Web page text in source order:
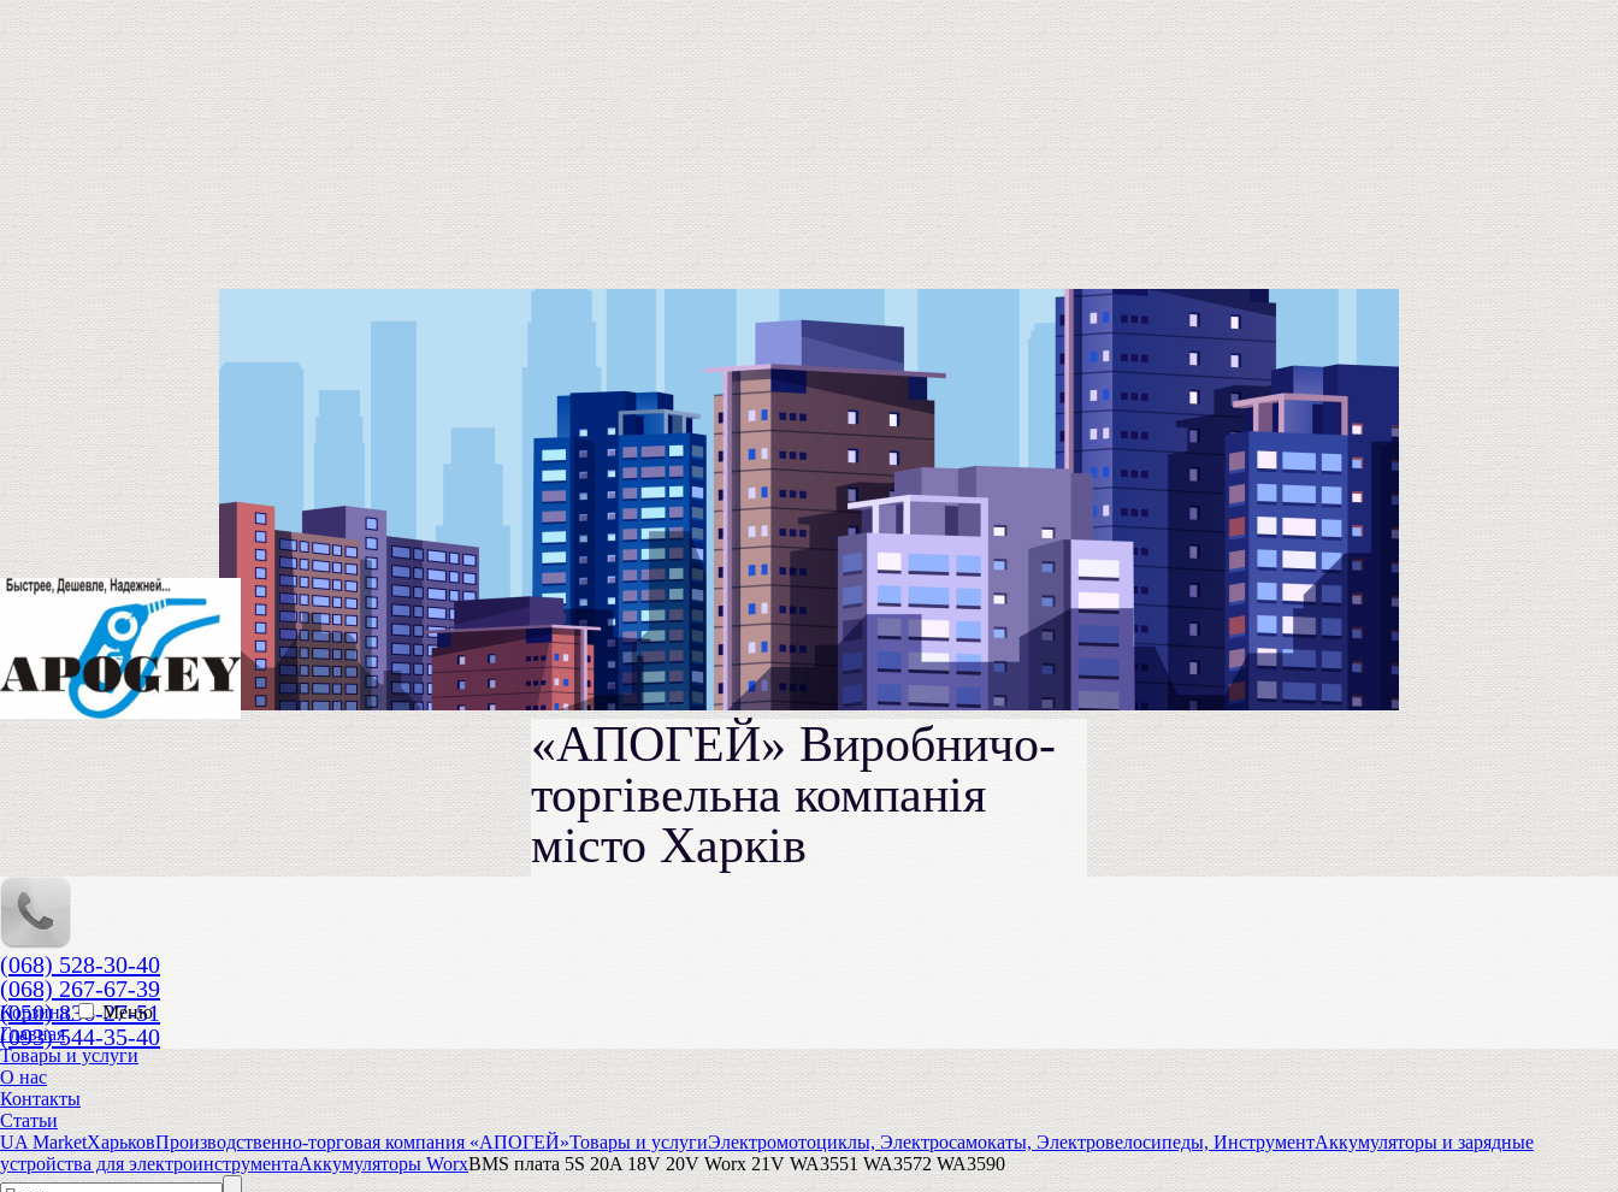
«АПОГЕЙ» Виробничо-
торгівельна компанія
місто Харків
(068) 528-30-40
(068) 267-67-39
(050) 836-27-51
(093) 544-35-40
Корзина
Меню
Главная
Товары и услуги
О нас
Контакты
Статьи
UA MarketХарьковПроизводственно-торговая компания «АПОГЕЙ»Товары и услугиЭлектромотоциклы, Электросамокаты, Электровелосипеды, ИнструментАккумуляторы и зарядные
устройства для электроинструментаАккумуляторы WorxBMS плата 5S 20A 18V 20V Worx 21V WA3551 WA3572 WA3590